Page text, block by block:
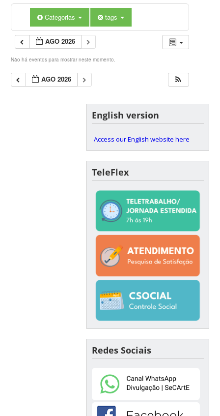
Categorias tags
AGO 2026
Não há eventos para mostrar neste momento.
AGO 2026
English version
Access our English website here
TeleFlex
Redes Sociais